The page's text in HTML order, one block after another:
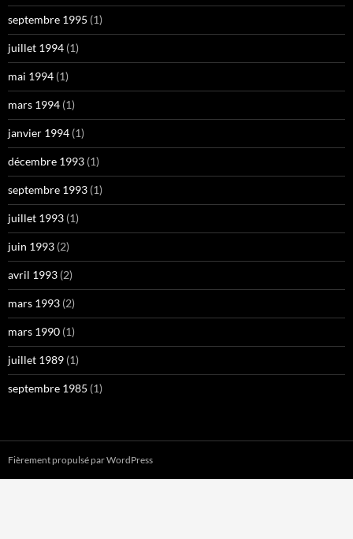
septembre 1995 (1)
juillet 1994 (1)
mai 1994 (1)
mars 1994 (1)
janvier 1994 (1)
décembre 1993 (1)
septembre 1993 (1)
juillet 1993 (1)
juin 1993 (2)
avril 1993 (2)
mars 1993 (2)
mars 1990 (1)
juillet 1989 (1)
septembre 1985 (1)
Fièrement propulsé par WordPress